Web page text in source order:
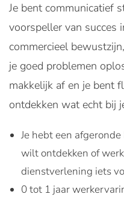
Je bent communicatief
voorspeller van succes
commercieel
je goed problemen
makkelijk af en je bent
ontdekken wat echt bij
Je hebt een
wilt ontdekken of
dienstverlening iets
0 tot 1 jaar